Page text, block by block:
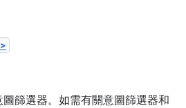
篩選器。如需有關意圖篩選器和